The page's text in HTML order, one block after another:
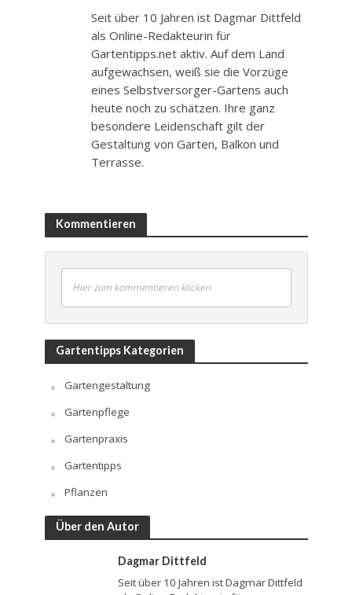
Seit über 10 Jahren ist Dagmar Dittfeld
als Online-Redakteurin für
Gartentipps.net aktiv. Auf dem Land
aufgewachsen, weiß sie die Vorzüge
eines Selbstversorger-Gartens auch
heute noch zu schätzen. Ihre ganz
besondere Leidenschaft gilt der
Gestaltung von Garten, Balkon und
Terrasse.
Kommentieren
Hier zum kommentieren klicken
Gartentipps Kategorien
Gartengestaltung
Gartenpflege
Gartenpraxis
Gartentipps
Pflanzen
Über den Autor
Dagmar Dittfeld
Seit über 10 Jahren ist Dagmar Dittfeld